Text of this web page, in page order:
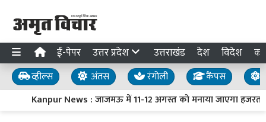
ई-पेपर उत्तर प्रदेश उत्तराखंड देश विदेश
व्हील्स अंतस रंगोली कैंपस
Kanpur News : जाजमऊ में 11-12 अगस्त को मनाया जाएगा हजरत